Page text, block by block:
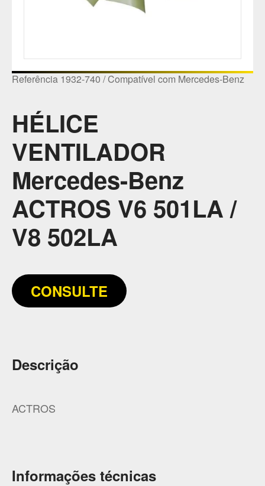
Referência 1932-740 / Compatível com Mercedes-Benz
HÉLICE
VENTILADOR
Mercedes-Benz
ACTROS V6 501LA /
V8 502LA
CONSULTE
Descrição
ACTROS
Informações técnicas